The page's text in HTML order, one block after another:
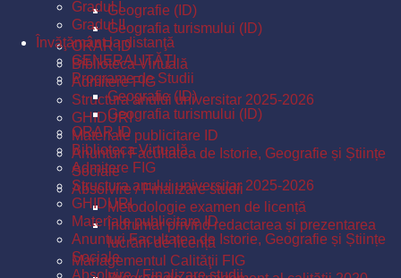
Geografie (ID)
Geografia turismului (ID)
ORAR ID
Biblioteca Virtuală
Admitere FIG
Structura anului universitar 2025-2026
GHIDURI
Materiale publicitare ID
Anunturi Facultatea de Istorie, Geografie și Științe
Sociale
Absolvire / Finalizare studii
Metodologie examen de licență
Îndrumar privind redactarea și prezentarea
lucrării de licență
Managementul Calităţii FIG
Gradul I
Gradul II
Învăţământ la distanţă
GENERALITĂŢI
Programe de Studii
Geografie (ID)
Geografia turismului (ID)
ORAR ID
Biblioteca Virtuală
Admitere FIG
Structura anului universitar 2025-2026
GHIDURI
Materiale publicitare ID
Anunturi Facultatea de Istorie, Geografie și Științe
Sociale
Absolvire / Finalizare studii